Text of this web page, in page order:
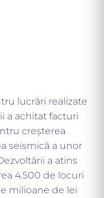
lucrări realizate
a achitat facturi
creșterea
seismică a unor
a atins
4.500 de locuri
milioane de lei